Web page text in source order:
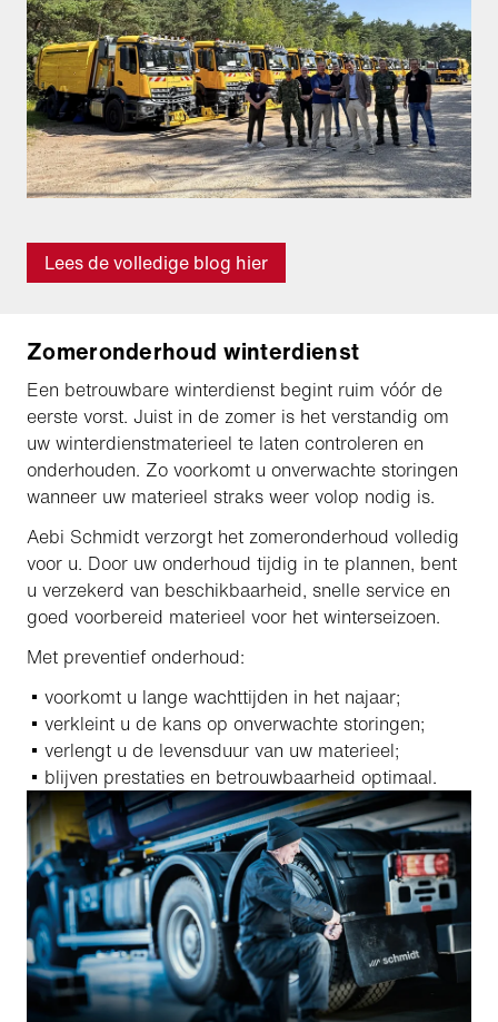
Lees de volledige blog hier
Zomeronderhoud winterdienst
Een betrouwbare winterdienst begint ruim vóór de
eerste vorst. Juist in de zomer is het verstandig om
uw winterdienstmaterieel te laten controleren en
onderhouden. Zo voorkomt u onverwachte storingen
wanneer uw materieel straks weer volop nodig is.
Aebi Schmidt verzorgt het zomeronderhoud volledig
voor u. Door uw onderhoud tijdig in te plannen, bent
u verzekerd van beschikbaarheid, snelle service en
goed voorbereid materieel voor het winterseizoen.
Met preventief onderhoud:
voorkomt u lange wachttijden in het najaar;
verkleint u de kans op onverwachte storingen;
verlengt u de levensduur van uw materieel;
blijven prestaties en betrouwbaarheid optimaal.